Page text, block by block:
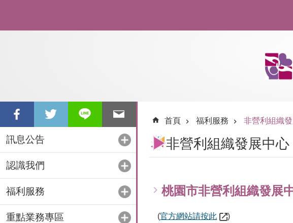
訊息公告
認識我們
福利服務
重點業務專區
首頁 福利服務 非營利組織
非營利組織發展中心
桃園市非營利組織發展
(官方網站請按此 )